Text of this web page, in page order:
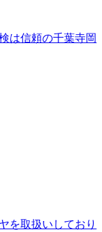
は信頼の千葉寺岡
を取扱いしており